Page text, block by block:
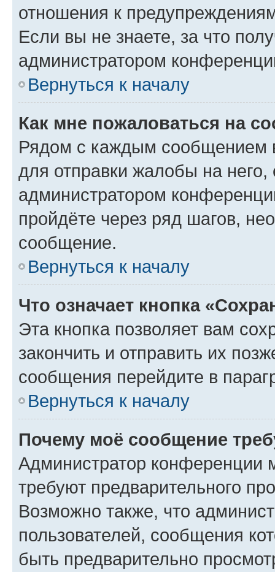
отношения к
Если вы не знаете, за что
администратором
Вернуться к началу
Как мне пожаловаться на
Рядом с каждым сообщением
для отправки жалобы на
администратором
пройдёте через ряд шагов,
сообщение.
Вернуться к началу
Что означает кнопка
Эта кнопка позволяет вам
закончить и отправить их
сообщения перейдите в
Вернуться к началу
Почему моё сообщение
Администратор конференции
требуют предварительного
Возможно также, что
пользователей, сообщения
быть предварительно